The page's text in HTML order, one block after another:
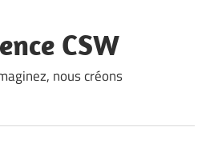
CSW
nous créons